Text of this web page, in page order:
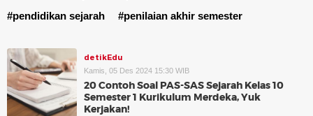
#pendidikan sejarah
#penilaian akhir semester
detikEdu
Kamis, 05 Des 2024 15:30 WIB
20 Contoh Soal PAS-SAS Sejarah Kelas 10
Semester 1 Kurikulum Merdeka, Yuk
Kerjakan!